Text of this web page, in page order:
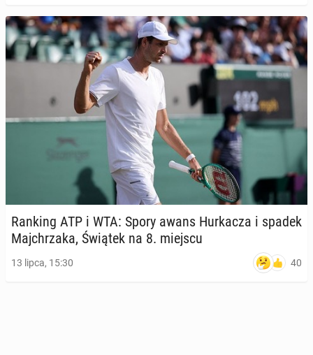
Ranking ATP i WTA: Spory awans Hur­ka­cza i spadek
Maj­chrza­ka, Świątek na 8. miejscu
13 lipca, 15:30 40